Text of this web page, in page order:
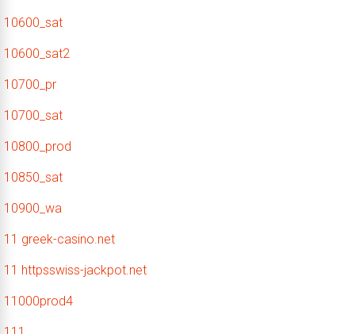
10600_sat
10600_sat2
10700_pr
10700_sat
10800_prod
10850_sat
10900_wa
11 greek-casino.net
11 httpsswiss-jackpot.net
11000prod4